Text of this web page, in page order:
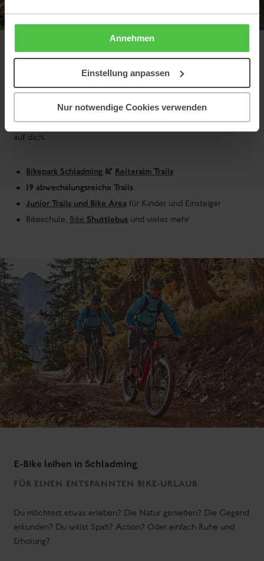
Annehmen
Einstellung anpassen
Nur notwendige Cookies verwenden
Planai und Reiteralm - tolles Angebot für Trailfans
Die zwei bekannten SkibergePlanaiundReiteralmbieten im
Sommer ein umfassendes Angebot fürTrailfans. Von Einsteigern
bis zu erfahrenen Downhiller - ein vielseitiges Angebot wartet
auf dich.
Bikepark Schladming & Reiteralm Trails
19 abwechslungsreiche Trails
Junior Trails und Bike Area für Kinder und Einsteiger
Bikeschule, Bike Shuttlebus und vieles mehr
E-Bike leihen in Schladming
FÜR EINEN ENTSPANNTEN BIKE-URLAUB
Du möchtest etwas erleben? Die Natur genießen? Die Gegend
erkunden? Du willst Spaß? Action? Oder einfach Ruhe und
Erholung?